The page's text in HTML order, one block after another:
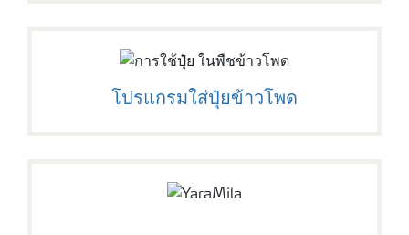
โปรแกรมใส่ปุ๋ยข้าวโพด